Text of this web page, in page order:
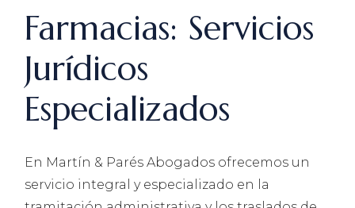
Farmacias: Servicios
Jurídicos
Especializados
En Martín & Parés Abogados ofrecemos un
servicio integral y especializado en la